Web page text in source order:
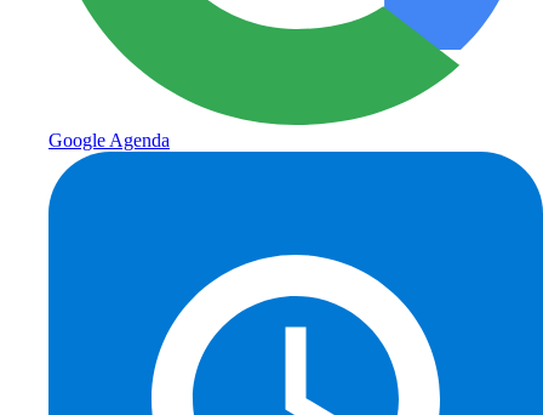
Google Agenda